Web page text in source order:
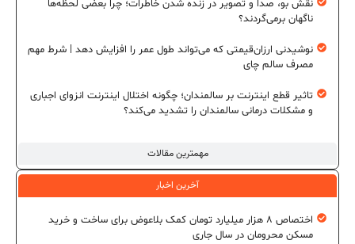
مهمترین مقالات
نقش بو، صدا و تصویر در زنده شدن خاطرات؛ چرا بعضی لحظه‌ها
ناگهان برمی‌گردند؟
نوشیدنی ارزان‌قیمتی که می‌تواند طول عمر را افزایش دهد | شرط مهم
مصرف سالم چای
تاثیر قطع اینترنت بر سالمندان؛ چگونه اختلال اینترنت انزوای اجباری
و مشکلات درمانی سالمندان را تشدید می‌کند؟
آخرین اخبار
اختصاص ۸ هزار میلیارد تومان کمک بلاعوض برای ساخت و خرید
مسکن محرومان در سال جاری